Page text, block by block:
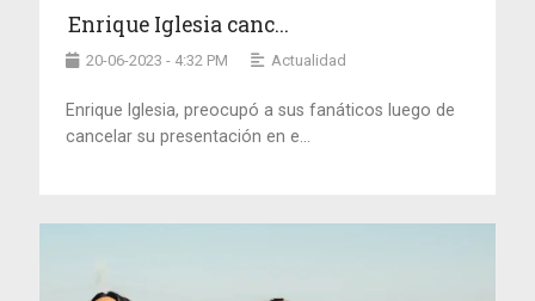
Enrique Iglesia canc...
20-06-2023 - 4:32 PM Actualidad
Enrique Iglesia, preocupó a sus fanáticos luego de
cancelar su presentación en e...